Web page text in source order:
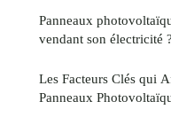
Panneaux
vendant son électricité ?
Les Facteurs Clés qui
Panneaux